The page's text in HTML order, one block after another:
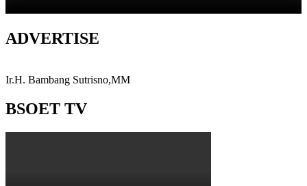
ADVERTISE
Ir.H. Bambang Sutrisno,MM
BSOET TV